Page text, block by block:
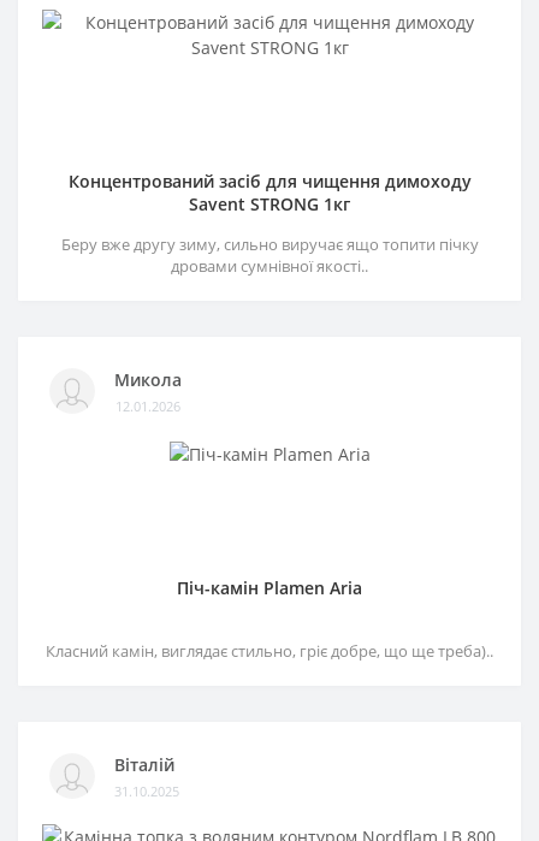
Концентрований засіб для чищення димоходу
Savent STRONG 1кг
Беру вже другу зиму, сильно виручає ящо топити пічку
дровами сумнівної якості..
Микола
12.01.2026
Піч-камін Plamen Aria
Класний камін, виглядає стильно, гріє добре, що ще треба)..
Віталій
31.10.2025